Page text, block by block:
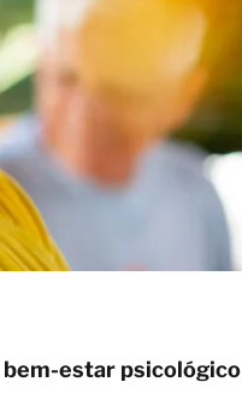
bem-estar psicológico